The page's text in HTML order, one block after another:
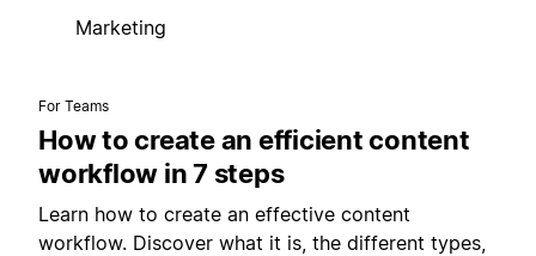
Marketing
For Teams
How to create an efficient content
workflow in 7 steps
Learn how to create an effective content
workflow. Discover what it is, the different types,